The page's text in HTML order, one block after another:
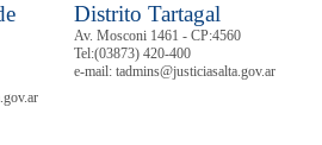
Distrito Tartagal
Av. Mosconi 1461 - CP:4560
Tel:(03873) 420-400
e-mail: tadmins@justiciasalta.gov.ar